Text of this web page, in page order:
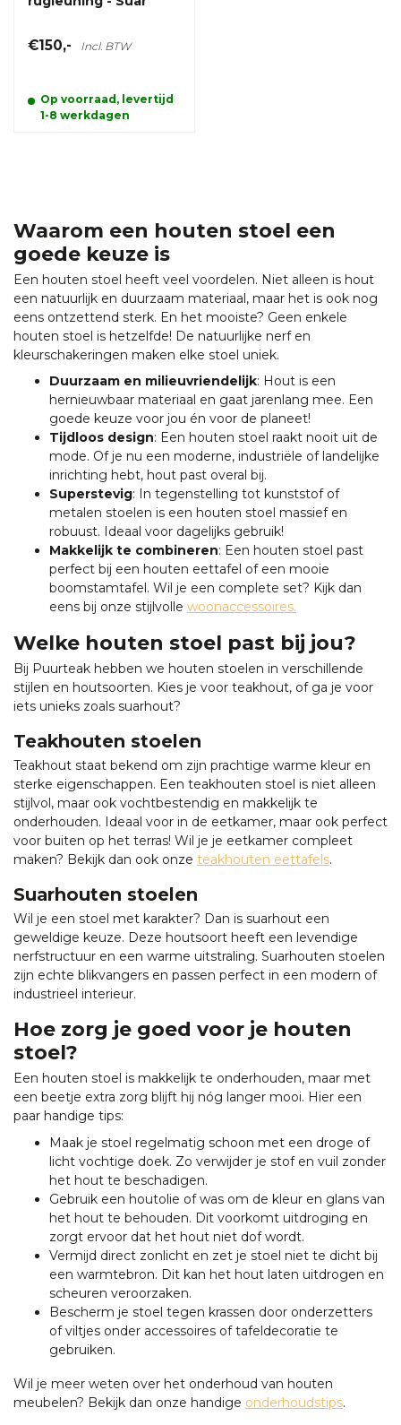
€150,- Incl. BTW
Op voorraad, levertijd
1-8 werkdagen
Waarom een houten stoel een
goede keuze is
Een houten stoel heeft veel voordelen. Niet alleen is hout
een natuurlijk en duurzaam materiaal, maar het is ook nog
eens ontzettend sterk. En het mooiste? Geen enkele
houten stoel is hetzelfde! De natuurlijke nerf en
kleurschakeringen maken elke stoel uniek.
Duurzaam en milieuvriendelijk: Hout is een
hernieuwbaar materiaal en gaat jarenlang mee. Een
goede keuze voor jou én voor de planeet!
Tijdloos design: Een houten stoel raakt nooit uit de
mode. Of je nu een moderne, industriële of landelijke
inrichting hebt, hout past overal bij.
Superstevig: In tegenstelling tot kunststof of
metalen stoelen is een houten stoel massief en
robuust. Ideaal voor dagelijks gebruik!
Makkelijk te combineren: Een houten stoel past
perfect bij een houten eettafel of een mooie
boomstamtafel. Wil je een complete set? Kijk dan
eens bij onze stijlvolle woonaccessoires.
Welke houten stoel past bij jou?
Bij Puurteak hebben we houten stoelen in verschillende
stijlen en houtsoorten. Kies je voor teakhout, of ga je voor
iets unieks zoals suarhout?
Teakhouten stoelen
Teakhout staat bekend om zijn prachtige warme kleur en
sterke eigenschappen. Een teakhouten stoel is niet alleen
stijlvol, maar ook vochtbestendig en makkelijk te
onderhouden. Ideaal voor in de eetkamer, maar ook perfect
voor buiten op het terras! Wil je je eetkamer compleet
maken? Bekijk dan ook onze teakhouten eettafels.
Suarhouten stoelen
Wil je een stoel met karakter? Dan is suarhout een
geweldige keuze. Deze houtsoort heeft een levendige
nerfstructuur en een warme uitstraling. Suarhouten stoelen
zijn echte blikvangers en passen perfect in een modern of
industrieel interieur.
Hoe zorg je goed voor je houten
stoel?
Een houten stoel is makkelijk te onderhouden, maar met
een beetje extra zorg blijft hij nóg langer mooi. Hier een
paar handige tips:
Maak je stoel regelmatig schoon met een droge of
licht vochtige doek. Zo verwijder je stof en vuil zonder
het hout te beschadigen.
Gebruik een houtolie of was om de kleur en glans van
het hout te behouden. Dit voorkomt uitdroging en
zorgt ervoor dat het hout niet dof wordt.
Vermijd direct zonlicht en zet je stoel niet te dicht bij
een warmtebron. Dit kan het hout laten uitdrogen en
scheuren veroorzaken.
Bescherm je stoel tegen krassen door onderzetters
of viltjes onder accessoires of tafeldecoratie te
gebruiken.
Wil je meer weten over het onderhoud van houten
meubelen? Bekijk dan onze handige onderhoudstips.